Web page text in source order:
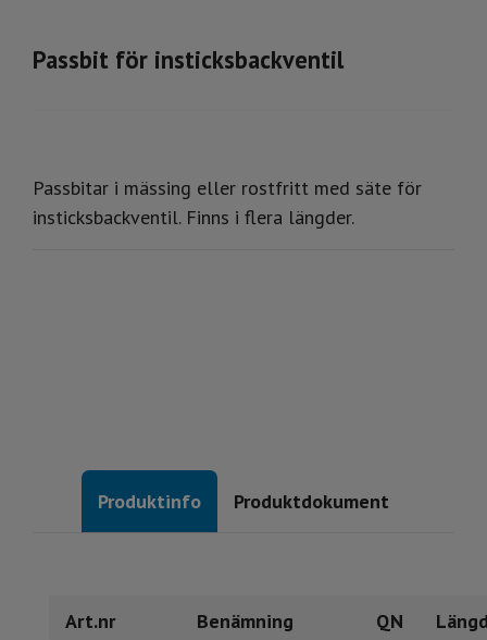
Passbit för insticksbackventil
Passbitar i mässing eller rostfritt med säte för
insticksbackventil. Finns i flera längder.
Produktinfo Produktdokument
Art.nr Benämning QN